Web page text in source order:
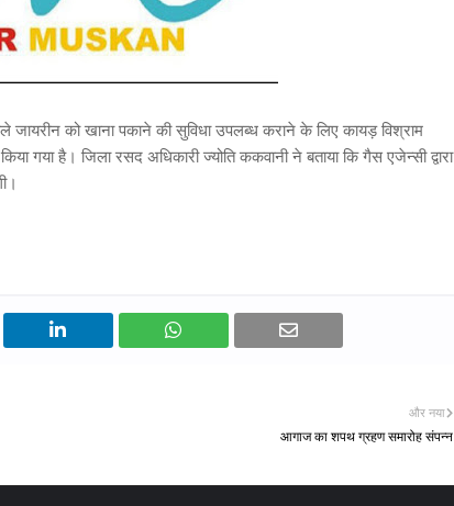
जायरीन को खाना पकाने की सुविधा उपलब्ध कराने के लिए कायड़ विश्राम
गया है। जिला रसद अधिकारी ज्योति ककवानी ने बताया कि गैस एजेन्सी द्वारा
और नया
आगाज का शपथ ग्रहण समारोह संपन्न